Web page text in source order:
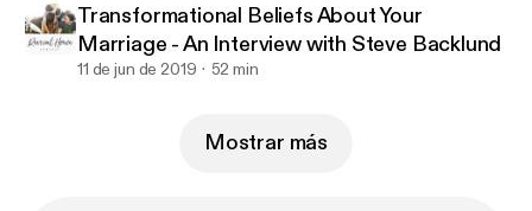
Transformational Beliefs About Your
Marriage - An Interview with Steve Backlund
11 de jun de 2019 52 min
Mostrar más